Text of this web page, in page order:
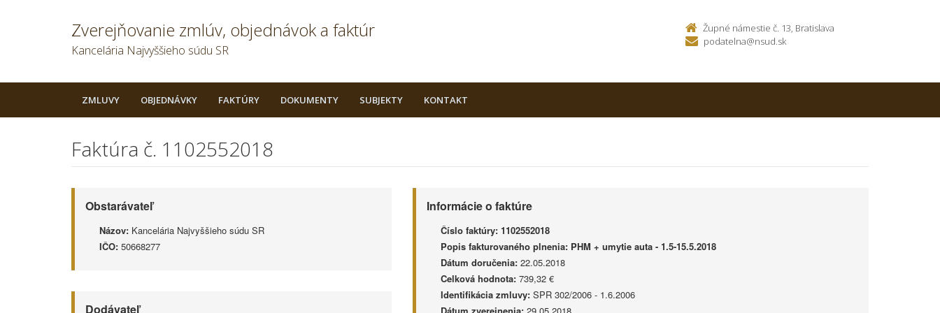
Zverejňovanie zmlúv, objednávok a faktúr
Kancelária Najvyššieho súdu SR
Župné námestie č. 13, Bratislava
podatelna@nsud.sk
ZMLUVY OBJEDNÁVKY FAKTÚRY DOKUMENTY SUBJEKTY KONTAKT
Faktúra č. 1102552018
Obstarávateľ
Názov: Kancelária Najvyššieho súdu SR
IČO: 50668277
Dodávateľ
Informácie o faktúre
Číslo faktúry: 1102552018
Popis fakturovaného plnenia: PHM + umytie auta - 1.5-15.5.2018
Dátum doručenia:22.05.2018
Celková hodnota:739,32 €
Identifikácia zmluvy:SPR 302/2006 - 1.6.2006